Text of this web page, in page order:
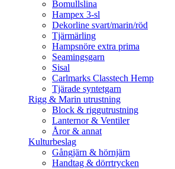
Bomullslina
Hampex 3-sl
Dekorline svart/marin/röd
Tjärmärling
Hampsnöre extra prima
Seamingsgarn
Sisal
Carlmarks Classtech Hemp
Tjärade syntetgarn
Rigg & Marin utrustning
Block & riggutrustning
Lanternor & Ventiler
Åror & annat
Kulturbeslag
Gångjärn & hörnjärn
Handtag & dörrtrycken